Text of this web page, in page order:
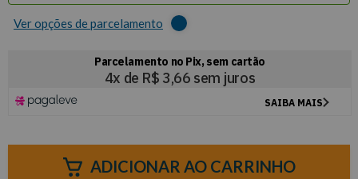
Ver opções de parcelamento
ADICIONAR AO CARRINHO